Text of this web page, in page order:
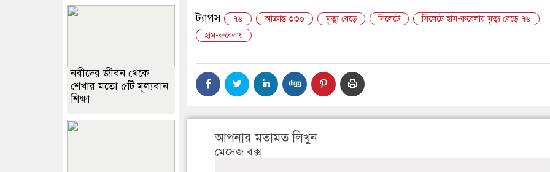
ট্যাগস
৭৬ আক্রান্ত ৩৩০ মৃত্যু বেড়ে সিলেটে
সিলেটে হাম-রুবেলায় মৃত্যু বেড়ে ৭৬
হাম-রুবেলায়
আপনার মতামত লিখুন
মেসেজ বক্স
নবীদের জীবন থেকে
শেখার মতো ৫টি মূল্যবান
শিক্ষা